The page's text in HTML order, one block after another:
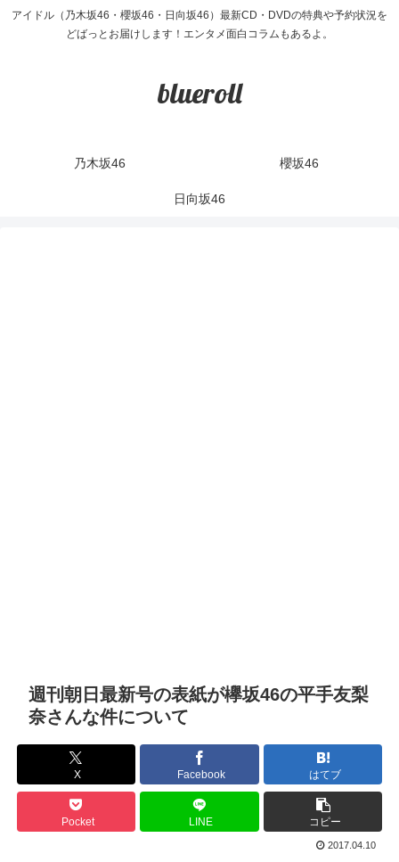
アイドル（乃木坂46・櫻坂46・日向坂46）最新CD・DVDの特典や予約状況を
どばっとお届けします！エンタメ面白コラムもあるよ。
blueroll
乃木坂46 櫻坂46
日向坂46
週刊朝日最新号の表紙が欅坂46の平手友梨
奈さんな件について
X Facebook はてブ
Pocket LINE コピー
2017.04.10